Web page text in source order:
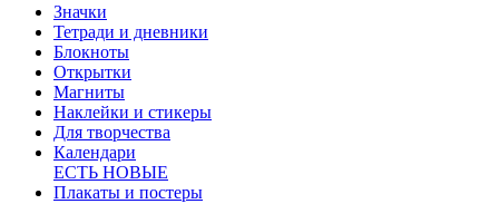
Значки
Тетради и дневники
Блокноты
Открытки
Магниты
Наклейки и стикеры
Для творчества
Календари
ЕСТЬ НОВЫЕ
Плакаты и постеры